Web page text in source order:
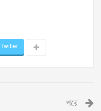
Twitter
পরে